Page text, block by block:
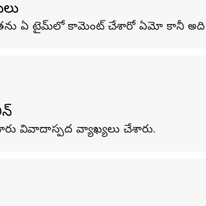
ఏ టైమ్‌లో కామెంట్ చేశారో ఏమో కానీ అది
వివాదాస్పద వ్యాఖ్యలు చేశారు.